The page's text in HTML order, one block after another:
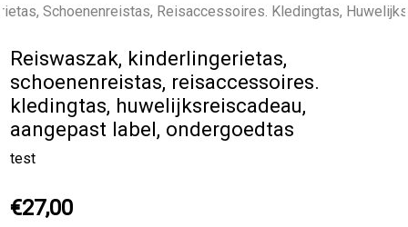
Reiswaszak, kinderlingerietas,
schoenenreistas, reisaccessoires.
kledingtas, huwelijksreiscadeau,
aangepast label, ondergoedtas
test
€27,00